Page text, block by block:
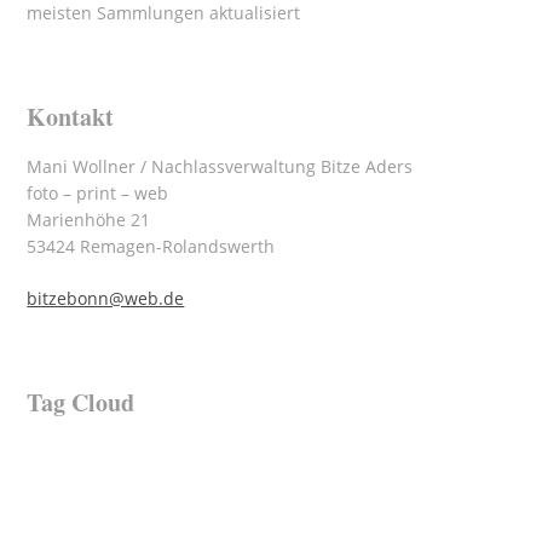
meisten Sammlungen aktualisiert
Kontakt
Mani Wollner / Nachlassverwaltung Bitze Aders
foto – print – web
Marienhöhe 21
53424 Remagen-Rolandswerth
bitzebonn@web.de
Tag Cloud